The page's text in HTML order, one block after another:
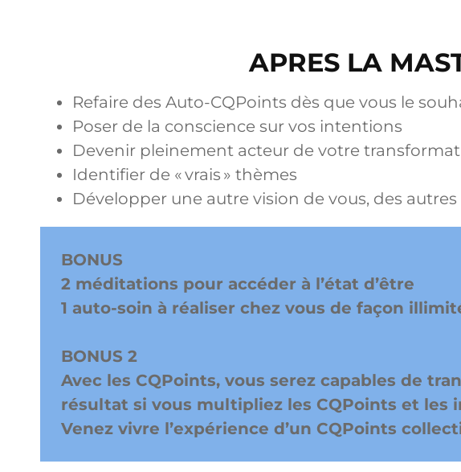
APRES LA
Refaire des Auto-CQPoints dès que vous le
Poser de la conscience sur vos intentions
Devenir pleinement acteur de votre
Identifier de « vrais » thèmes
Développer une autre vision de vous, des autres
BONUS
2 méditations pour accéder à l’état d’être
1 auto-soin à réaliser chez vous de façon
BONUS 2
Avec les CQPoints, vous serez capables de
résultat si vous multipliez les CQPoints et les
Venez vivre l’expérience d’un CQPoints